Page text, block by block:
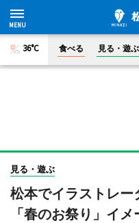
36°C 食べる 見る・遊ぶ
見る・遊ぶ
松本でイラストレ
「春のお祭り」イ